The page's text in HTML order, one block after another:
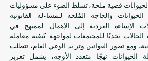
قضية ملحة، تسلط الضوء على مسؤوليات
والحاجة المُلحة للمساءلة القانونية
الإساءة الفردية إلى الإهمال الممنهج في
تحديًا للمجتمعات لمواجهة كيفية معاملة
ومع تطور القوانين وتزايد الوعي العام، تتطلب
الحيوانات نهجًا متعدد الأوجه، يشمل تعزيز